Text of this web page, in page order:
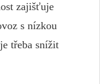
zajišťuje
s nízkou
třeba snížit